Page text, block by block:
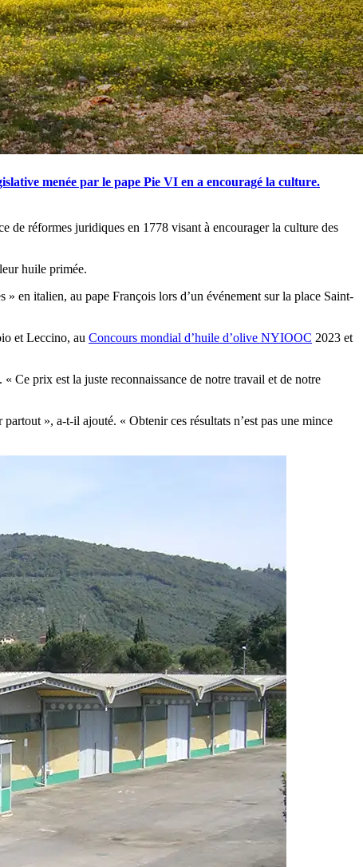
menée par le pape Pie VI en a encouragé la culture.
de réformes juridiques en 1778 visant à encourager la culture des
huile primée.
» en italien, au pape François lors d’un événement sur la place Saint-
et Leccino, au Concours mondial d’huile d’olive NYIOOC 2023 et
« Ce prix est la juste reconnaissance de notre travail et de notre
partout », a-t-il ajouté. « Obtenir ces résultats n’est pas une mince